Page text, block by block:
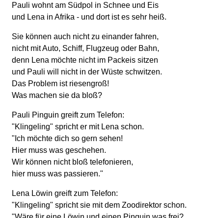
Pauli wohnt am Südpol in Schnee und Eis
und Lena in Afrika - und dort ist es sehr heiß.
Sie können auch nicht zu einander fahren,
nicht mit Auto, Schiff, Flugzeug oder Bahn,
denn Lena möchte nicht im Packeis sitzen
und Pauli will nicht in der Wüste schwitzen.
Das Problem ist riesengroß!
Was machen sie da bloß?
Pauli Pinguin greift zum Telefon:
"Klingeling" spricht er mit Lena schon.
"Ich möchte dich so gern sehen!
Hier muss was geschehen.
Wir können nicht bloß telefonieren,
hier muss was passieren."
Lena Löwin greift zum Telefon:
"Klingeling" spricht sie mit dem Zoodirektor schon.